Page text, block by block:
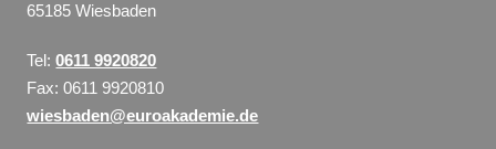
65185 Wiesbaden
Tel:0611 9920820
Fax: 0611 9920810
wiesbaden@euroakademie.de